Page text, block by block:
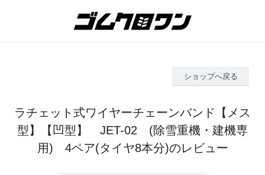
ショップへ戻る
ラチェット式ワイヤーチェーンバンド【メス
型】【凹型】 JET-02 (除雪重機・建機専
用) 4ペア(タイヤ8本分)のレビュー